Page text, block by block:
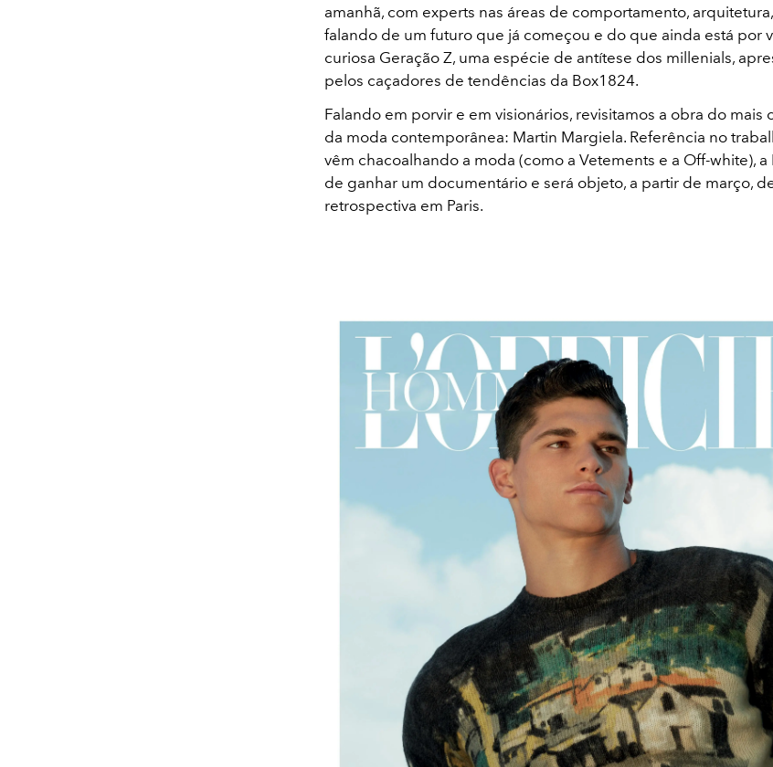
amanhã, com experts nas áreas de comportamento,
falando de um futuro que já começou e do que ainda está por
curiosa Geração Z, uma espécie de antítese dos millenials,
pelos caçadores de tendências da Box1824.
Falando em porvir e em visionários, revisitamos a obra do mais
da moda contemporânea: Martin Margiela. Referência no
vêm chacoalhando a moda (como a Vetements e a Off-white),
de ganhar um documentário e será objeto, a partir de março,
retrospectiva em Paris.